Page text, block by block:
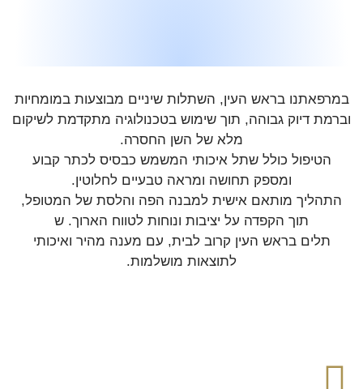
בראש העין, השתלות שיניים מבוצעות במומחיות
דיוק גבוהה, תוך שימוש בטכנולוגיה מתקדמת לשיקום
מלא של השן החסרה.
הטיפול כולל שתל איכותי המשמש כבסיס לכתר קבוע
ומספק תחושה ומראה טבעיים לחלוטין.
התהליך מותאם אישית למבנה הפה והלסת של המטופל,
תוך הקפדה על יציבות ונוחות לטווח הארוך. ש
תלים בראש העין קרוב לבית, עם מענה מהיר ואיכותי
לתוצאות מושלמות.